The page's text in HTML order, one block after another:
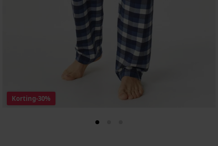
Korting-30%